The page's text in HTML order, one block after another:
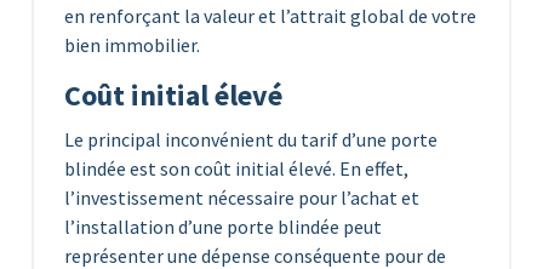
en renforçant la valeur et l’attrait global de votre
bien immobilier.
Coût initial élevé
Le principal inconvénient du tarif d’une porte
blindée est son coût initial élevé. En effet,
l’investissement nécessaire pour l’achat et
l’installation d’une porte blindée peut
représenter une dépense conséquente pour de